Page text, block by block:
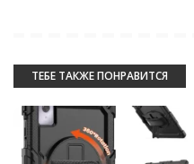
ТЕБЕ ТАКЖЕ ПОНРАВИТСЯ